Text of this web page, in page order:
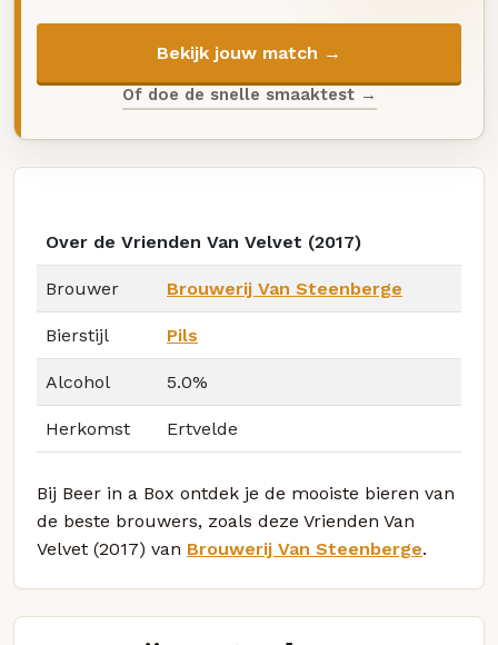
Bekijk jouw match →
Of doe de snelle smaaktest →
Over de Vrienden Van Velvet (2017)
Brouwer Brouwerij Van Steenberge
Bierstijl Pils
Alcohol 5.0%
Herkomst Ertvelde
Bij Beer in a Box ontdek je de mooiste bieren van
de beste brouwers, zoals deze Vrienden Van
Velvet (2017) van Brouwerij Van Steenberge.